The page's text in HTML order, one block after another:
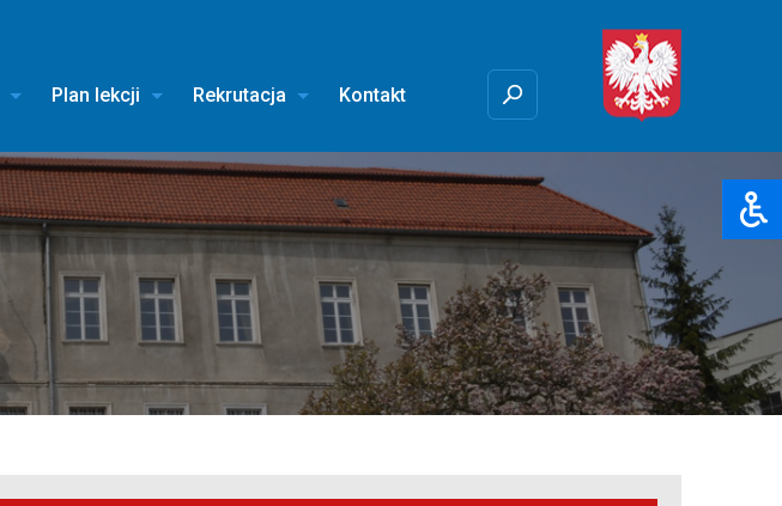
Plan lekcji Rekrutacja Kontakt